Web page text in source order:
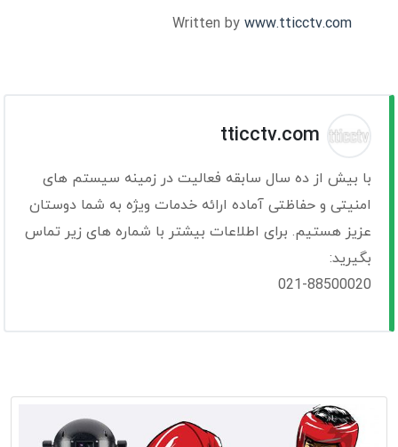
Written by www.tticctv.com
tticctv.com
با بیش از ده سال سابقه فعالیت در زمینه سیستم های
امنیتی و حفاظتی آماده ارائه خدمات ویژه به شما دوستان
عزیز هستیم. برای اطلاعات بیشتر با شماره های زیر تماس
بگیرید:
021-88500020